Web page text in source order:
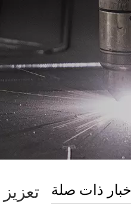
أخبار ذات صلة